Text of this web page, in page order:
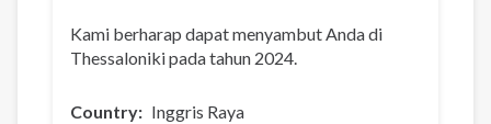
Kami berharap dapat menyambut Anda di
Thessaloniki pada tahun 2024.
Country Inggris Raya